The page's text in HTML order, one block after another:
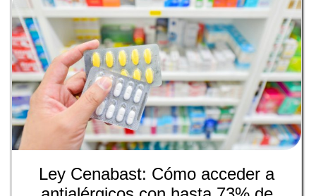
Ley Cenabast: Cómo acceder a